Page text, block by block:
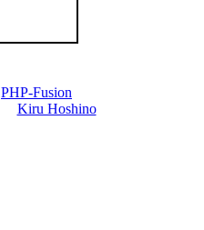
PHP-Fusion
Kiru Hoshino